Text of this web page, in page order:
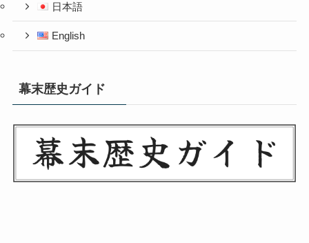
日本語
English
幕末歴史ガイド